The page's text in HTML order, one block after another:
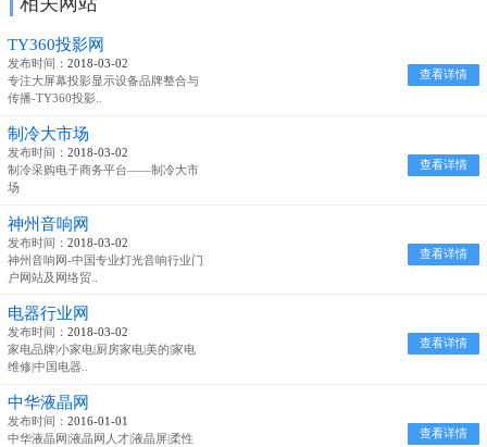
TY360投影网
发布时间： 2018-03-02
专注大屏幕投影显示设备品牌整合与
传播-TY360投影..
查看详情
制冷大市场
发布时间： 2018-03-02
制冷采购电子商务平台——制冷大市
场
查看详情
神州音响网
发布时间： 2018-03-02
神州音响网-中国专业灯光音响行业门
户网站及网络贸..
查看详情
电器行业网
发布时间： 2018-03-02
家电品牌|小家电|厨房家电|美的|家电
维修|中国电器..
查看详情
中华液晶网
发布时间： 2016-01-01
中华液晶网|液晶网人才|液晶屏|柔性
查看详情